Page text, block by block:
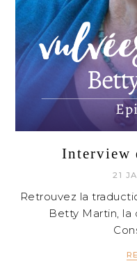
Interview
21
Retrouvez la
Betty Martin, la